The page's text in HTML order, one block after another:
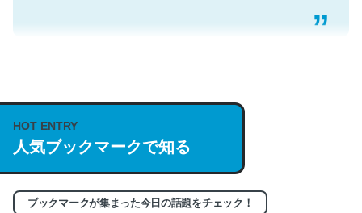
説してる記事が少ないので貴重な良記事。/続編来た
https://isobe324649.hatenablog.com/entry/2023/03/27
/064121
─GPTの仕組みと限界についての考察（１） - conceptualization
HOT ENTRY
人気ブックマークで知る
ブックマークが集まった今日の話題をチェック！